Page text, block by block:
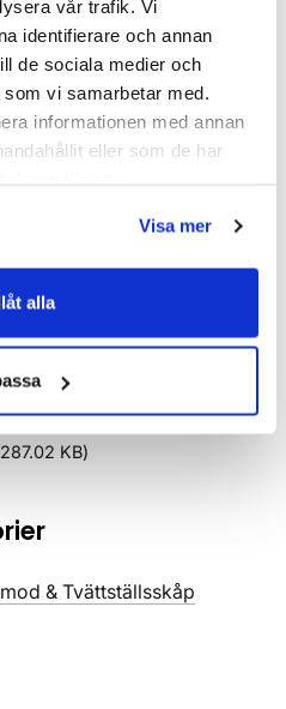
vår trafik. Vi
identifierare och annan
de sociala medier och
vi samarbetar med.
informationen med annan
eller som de har
Visa mer
alla
604
Kommod
Haven H2
287.02 KB)
& Tvättställsskåp